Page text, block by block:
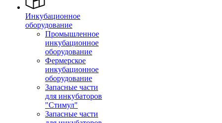
Инкубационное
оборудование
Промышленное
инкубационное
оборудование
Фермерское
инкубационное
оборудование
Запасные части
для инкубаторов
"Стимул"
Запасные части